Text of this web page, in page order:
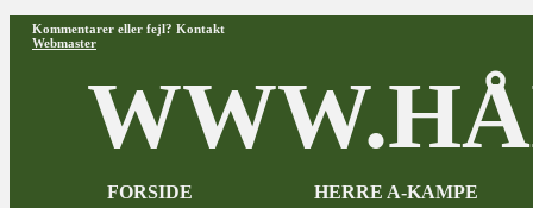
Kommentarer eller fejl? Kontakt
Webmaster
FORSIDE HERRE A-KAMPE